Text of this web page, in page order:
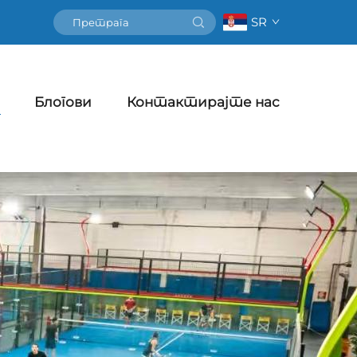
SR
Блогови Контактирајте нас